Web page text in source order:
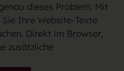
dieses Problem. Mit
Ihre Website-Texte
Direkt im Browser,
zusätzliche